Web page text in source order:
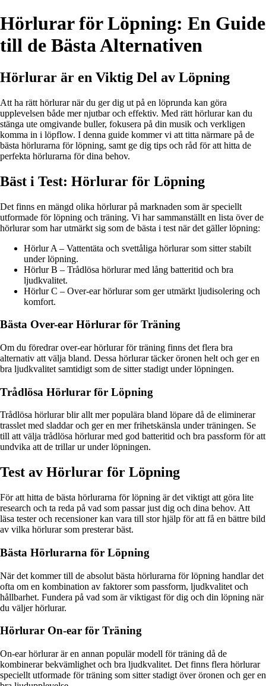
Hörlurar för Löpning: En Guide
till de Bästa Alternativen
Hörlurar är en Viktig Del av Löpning
Att ha rätt hörlurar när du ger dig ut på en löprunda kan göra
upplevelsen både mer njutbar och effektiv. Med rätt hörlurar kan du
stänga ute omgivande buller, fokusera på din musik och verkligen
komma in i löpflow. I denna guide kommer vi att titta närmare på de
bästa hörlurarna för löpning, samt ge dig tips och råd för att hitta de
perfekta hörlurarna för dina behov.
Bäst i Test: Hörlurar för Löpning
Det finns en mängd olika hörlurar på marknaden som är speciellt
utformade för löpning och träning. Vi har sammanställt en lista över de
hörlurar som har utmärkt sig som de bästa i test när det gäller löpning:
Hörlur A – Vattentäta och svettåliga hörlurar som sitter stabilt
under löpning.
Hörlur B – Trådlösa hörlurar med lång batteritid och bra
ljudkvalitet.
Hörlur C – Over-ear hörlurar som ger utmärkt ljudisolering och
komfort.
Bästa Over-ear Hörlurar för Träning
Om du föredrar over-ear hörlurar för träning finns det flera bra
alternativ att välja bland. Dessa hörlurar täcker öronen helt och ger en
bra ljudkvalitet samtidigt som de sitter stadigt under löpningen.
Trådlösa Hörlurar för Löpning
Trådlösa hörlurar blir allt mer populära bland löpare då de eliminerar
trasslet med sladdar och ger en mer frihetskänsla under träningen. Se
till att välja trådlösa hörlurar med god batteritid och bra passform för att
undvika att de trillar ur under löpningen.
Test av Hörlurar för Löpning
För att hitta de bästa hörlurarna för löpning är det viktigt att göra lite
research och ta reda på vad som passar just dig och dina behov. Att
läsa tester och recensioner kan vara till stor hjälp för att få en bättre bild
av vilka hörlurar som presterar bäst.
Bästa Hörlurarna för Löpning
När det kommer till de absolut bästa hörlurarna för löpning handlar det
ofta om en kombination av faktorer som passform, ljudkvalitet och
hållbarhet. Fundera på vad som är viktigast för dig och din löpning när
du väljer hörlurar.
Hörlurar On-ear för Träning
On-ear hörlurar är en annan populär modell för träning då de
kombinerar bekvämlighet och bra ljudkvalitet. Det finns flera hörlurar
speciellt utformade för träning som sitter stadigt över öronen och ger en